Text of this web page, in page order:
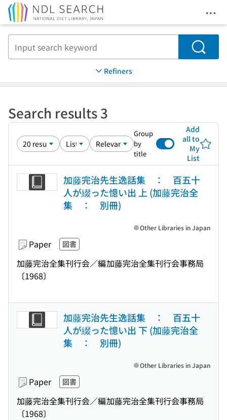
Search
Refiners
Search results 3
Group
by
title
Add
all to
My
List
加藤完治先生逸話集 ： 百五十
人が綴った憶い出 上 (加藤完治全
集 ： 別冊)
Paper 図書
加藤完治全集刊行会／編加藤完治全集刊行会事務局
〔1968〕
Other Libraries in Japan
加藤完治先生逸話集 ： 百五十
人が綴った憶い出 下 (加藤完治全
集 ： 別冊)
Paper 図書
加藤完治全集刊行会／編加藤完治全集刊行会事務局
〔1968〕
Other Libraries in Japan